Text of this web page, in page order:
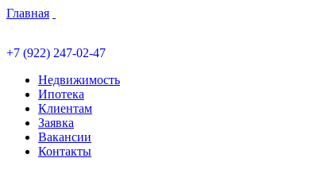
Главная
+7 (922) 247-02-47
Недвижимость
Ипотека
Клиентам
Заявка
Вакансии
Контакты